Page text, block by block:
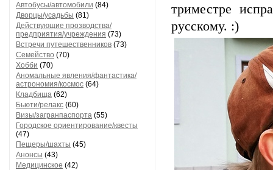
Автобусы/автомобили (84)
Дворцы/усадьбы (81)
Действующие прозводства/
предприятия/учреждения (73)
Встречи путешественников (73)
Семейство (70)
Хобби (70)
Аномальные явления/фантастика/
астрономия/космос (64)
Кладбища (62)
Бьюти/релакс (60)
Визы/загранпаспорта (55)
Городское ориентирование/квесты
(47)
Пещеры/шахты (45)
Анонсы (43)
Медицинское (42)
триместре
русскому. :)